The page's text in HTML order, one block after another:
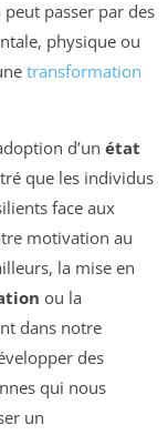
passer par des
physique ou
transformation
d’un état
que les individus
face aux
motivation au
la mise en
ou la
dans notre
des
qui nous
un